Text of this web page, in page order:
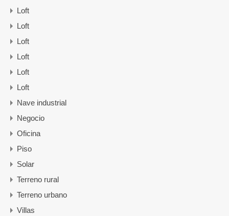
Loft
Loft
Loft
Loft
Loft
Loft
Nave industrial
Negocio
Oficina
Piso
Solar
Terreno rural
Terreno urbano
Villas